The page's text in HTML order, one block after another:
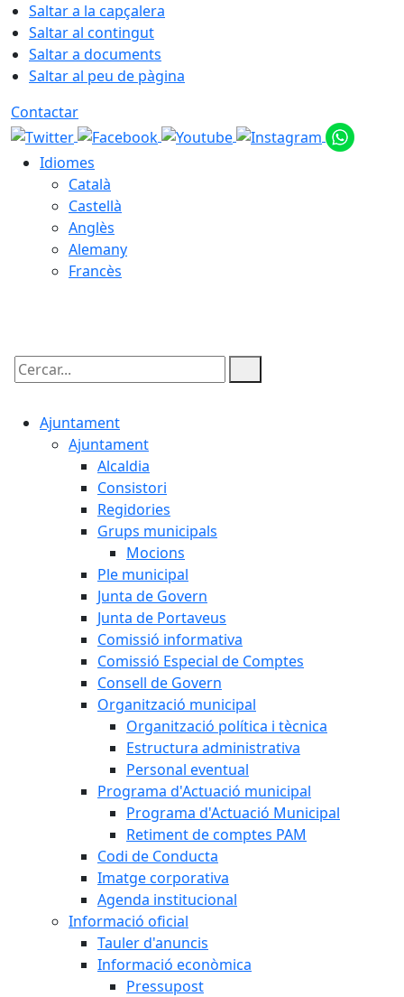
Saltar a la capçalera
Saltar al contingut
Saltar a documents
Saltar al peu de pàgina
Contactar
Idiomes
Català
Castellà
Anglès
Alemany
Francès
Cercar:
Ajuntament
Ajuntament
Alcaldia
Consistori
Regidories
Grups municipals
Mocions
Ple municipal
Junta de Govern
Junta de Portaveus
Comissió informativa
Comissió Especial de Comptes
Consell de Govern
Organització municipal
Organització política i tècnica
Estructura administrativa
Personal eventual
Programa d'Actuació municipal
Programa d'Actuació Municipal
Retiment de comptes PAM
Codi de Conducta
Imatge corporativa
Agenda institucional
Informació oficial
Tauler d'anuncis
Informació econòmica
Pressupost